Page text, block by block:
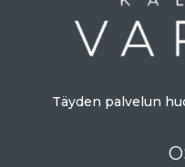
Täyden palvelun